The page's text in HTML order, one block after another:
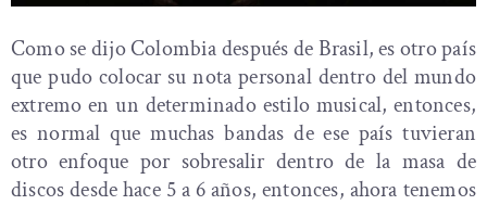
Como se dijo Colombia después de Brasil, es otro país
que pudo colocar su nota personal dentro del mundo
extremo en un determinado estilo musical, entonces,
es normal que muchas bandas de ese país tuvieran
otro enfoque por sobresalir dentro de la masa de
discos desde hace 5 a 6 años, entonces, ahora tenemos